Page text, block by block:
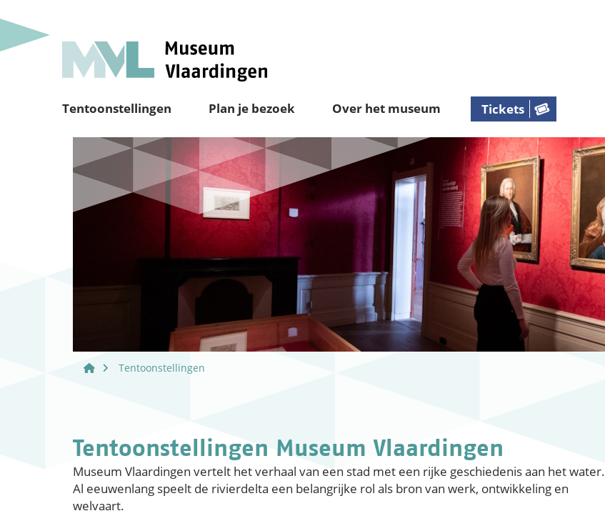
Tentoonstellingen Plan je bezoek Over het museum Tickets
Tentoonstellingen
Tentoonstellingen Museum Vlaardingen
Museum Vlaardingen vertelt het verhaal van een stad met een rijke geschiedenis aan het water.
Al eeuwenlang speelt de rivierdelta een belangrijke rol als bron van werk, ontwikkeling en
welvaart.